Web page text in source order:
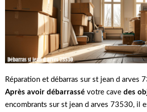
Réparation et débarras sur st jean d arves
Après avoir débarrassé votre cave des
encombrants sur st jean d arves 73530, il